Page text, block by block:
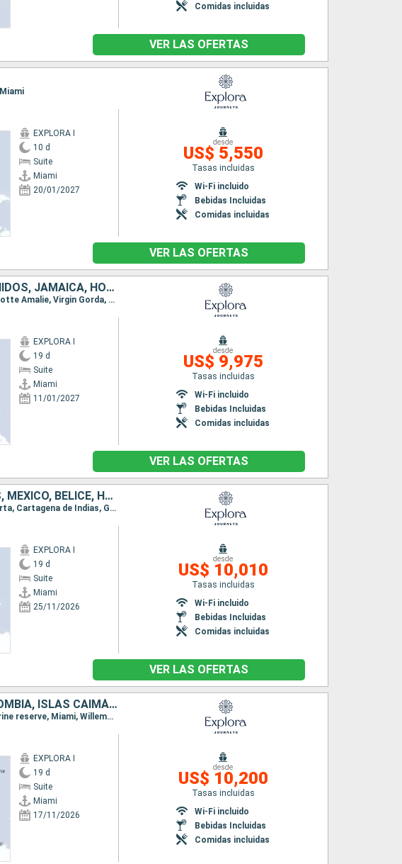
Comidas incluidas
VER LAS OFERTAS
EXPLORA I
10 d
Suite
Miami
20/01/2027
desde
US$ 5,550
Tasas incluidas
Wi-Fi incluido
Bebidas Incluidas
Comidas incluidas
VER LAS OFERTAS
REPÚBLICA DOMINICANA, PUERTO RICO, ESTADOS UNIDOS, JAMAICA, HONDURAS, BELICE
Itinerario : Miami, Puerto Plata, Republica Dominicana, San Juan, Charlotte Amalie, Virgin Gorda, Miami, Ocho Rios, Santo Tomas, Roatan, Belice, Key West, Miami
EXPLORA I
19 d
Suite
Miami
11/01/2027
desde
US$ 9,975
Tasas incluidas
Wi-Fi incluido
Bebidas Incluidas
Comidas incluidas
VER LAS OFERTAS
ARUBA, COLOMBIA, ISLAS CAIMÁN, ESTADOS UNIDOS, MÉXICO, BELICE, HONDURAS
Itinerario : Miami, Willemstad(Curaçao), Oranjestad (Aruba), Santa Marta, Cartagena de Indias, Gran Caiman, Miami, Cozumel, Costa Maya, Santo Tomas, Belice, Roatan, Miami
EXPLORA I
19 d
Suite
Miami
25/11/2026
desde
US$ 10,010
Tasas incluidas
Wi-Fi incluido
Bebidas Incluidas
Comidas incluidas
VER LAS OFERTAS
MÉXICO, HONDURAS, BELICE, BAHAMAS, ARUBA, COLOMBIA, ISLAS CAIMÁN, ESTADOS UNIDOS
Itinerario : Miami, Porto Progreso, Roatan, Belice, Ocean cay MSC marine reserve, Miami, Willemstad(Curaçao), Oranjestad (Aruba), Santa Marta, Cartagena de Indias, Gran Caiman, Miami
EXPLORA I
19 d
Suite
Miami
17/11/2026
desde
US$ 10,200
Tasas incluidas
Wi-Fi incluido
Bebidas Incluidas
Comidas incluidas